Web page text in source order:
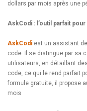
dollars par mois après une
AskCodi : l’outil parfait
AskCodi est un assistant
code. Il se distingue par sa
utilisateurs, en détaillant
code, ce qui le rend parfait
formule gratuite, il propose
mois